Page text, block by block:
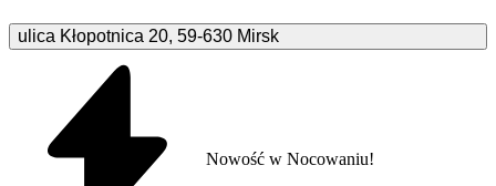
ulica Kłopotnica 20, 59-630 Mirsk
Nowość w Nocowaniu!